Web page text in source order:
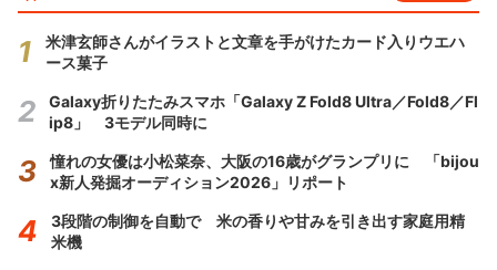
米津玄師さんがイラストと文章を手がけたカード入りウエハ
ース菓子
Galaxy折りたたみスマホ「Galaxy Z Fold8 Ultra／Fold8／Fl
ip8」 3モデル同時に
憧れの女優は小松菜奈、大阪の16歳がグランプリに 「bijou
x新人発掘オーディション2026」リポート
3段階の制御を自動で 米の香りや甘みを引き出す家庭用精
米機